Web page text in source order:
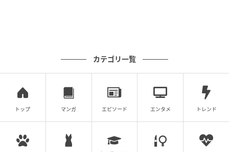
カテゴリ一覧
トップ マンガ エピソード エンタメ トレンド